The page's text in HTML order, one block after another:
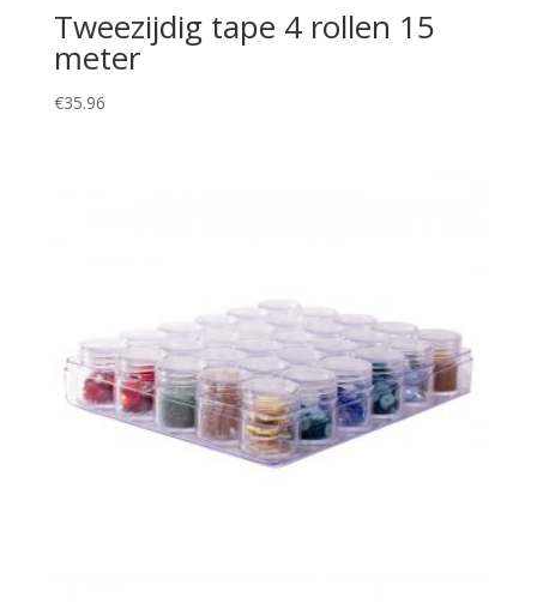
Tweezijdig tape 4 rollen 15
meter
€35.96